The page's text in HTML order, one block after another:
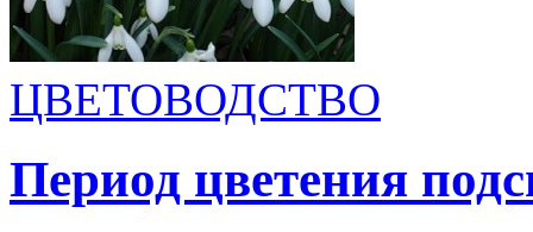
ЦВЕТОВОДСТВО
Период цветения